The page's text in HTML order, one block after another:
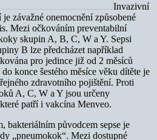
Invazivní
závažné onemocnění způsobené
Mezi očkováním preventabilní
skupin A, B, C, W a Y. Sepsi
B lze předcházet například
pro jedince již od 2 měsíců
konce šestého měsíce věku dítěte je
zdravotního pojištění. Proti
A, C, W a Y jsou určeny
patří i vakcína Menveo.
bakteriálním původcem sepse je
„pneumokok“. Mezi dostupné